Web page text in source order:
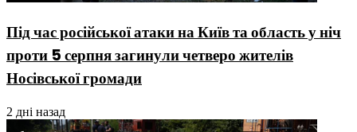
Під час російської атаки на Київ та область у ніч
проти 5 серпня загинули четверо жителів
Носівської громади
2 дні назад